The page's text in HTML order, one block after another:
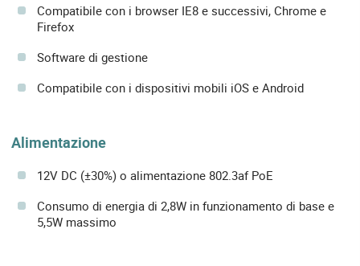
Compatibile con i browser IE8 e successivi, Chrome e
Firefox
Software di gestione
Compatibile con i dispositivi mobili iOS e Android
Alimentazione
12V DC (±30%) o alimentazione 802.3af PoE
Consumo di energia di 2,8W in funzionamento di base e
5,5W massimo